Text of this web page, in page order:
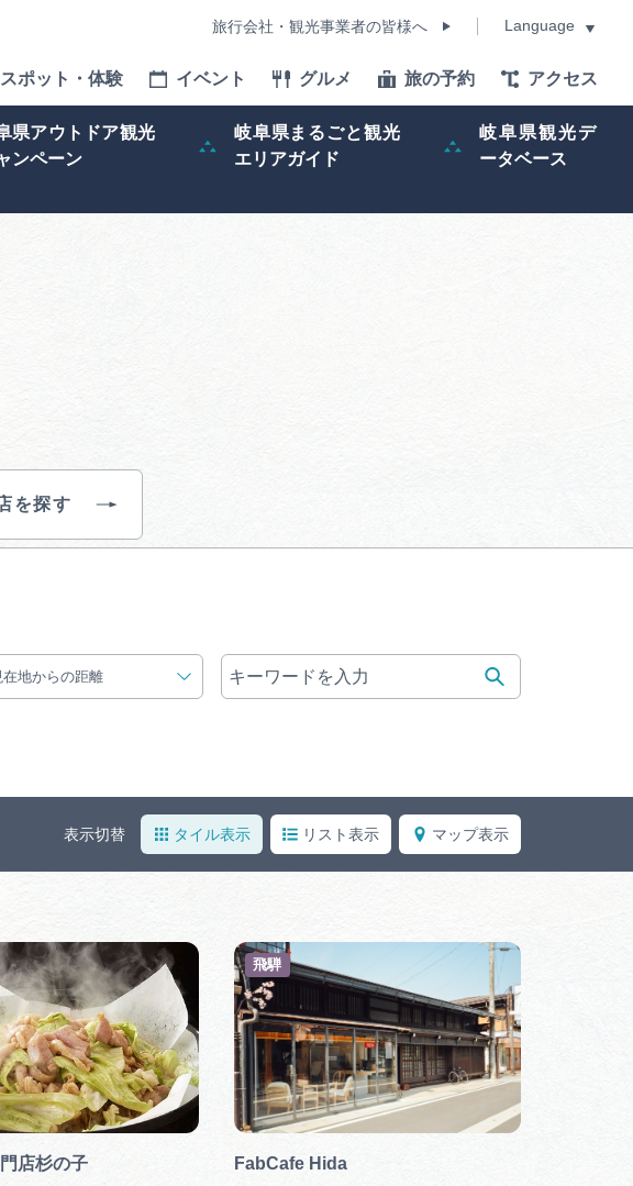
旅行会社・観光事業者の皆様へ Language
スポット・体験 イベント グルメ 旅の予約 アクセス
県アウトドア観光
ンペーン
岐阜県まるごと観光
エリアガイド
岐阜県観光デ
ータベース
買い物・お土産
岐阜県観光データベース
運営組織 広告掲載 サイトポリシー
を探す
在地からの距離
表示切替 タイル表示 リスト表示 マップ表示
店杉の子 FabCafe Hida
飛騨